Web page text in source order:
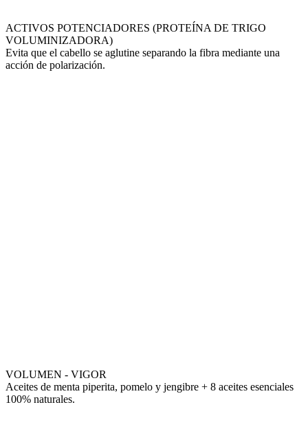
ACTIVOS POTENCIADORES (PROTEÍNA DE TRIGO
VOLUMINIZADORA)
Evita que el cabello se aglutine separando la fibra mediante una
acción de polarización.
VOLUMEN - VIGOR
Aceites de menta piperita, pomelo y jengibre + 8 aceites esenciales
100% naturales.